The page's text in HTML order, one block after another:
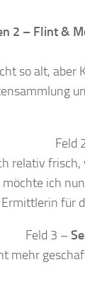
2 – Flint &
so alt, aber
Feld
relativ
ich
für
Feld 3 –
mehr